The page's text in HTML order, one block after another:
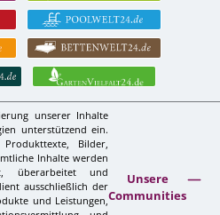
unserer Inhalte
unterstützend ein.
Bilder,
Inhalte werden
überarbeitet und
ausschließlich der
und Leistungen,
Unsere
Communities